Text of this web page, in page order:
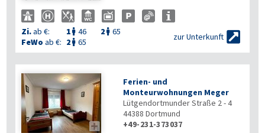
Zi.ab €: 1  46 2  65
FeWo ab €: 2  65
zur Unterkunft 

Ferien- und
Monteurwohnungen Meger
Lütgendortmunder Straße 2 - 4
44388 Dortmund
+49-231-373037